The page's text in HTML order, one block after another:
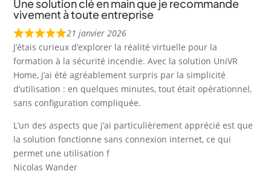
Une solution clé en main que je recommande
vivement à toute entreprise
21 janvier 2026
J’étais curieux d’explorer la réalité virtuelle pour la
formation à la sécurité incendie. Avec la solution UniVR
Home, j’ai été agréablement surpris par la simplicité
d’utilisation : en quelques minutes, tout était opérationnel,
sans configuration compliquée.
L’un des aspects que j’ai particulièrement apprécié est que
la solution fonctionne sans connexion internet, ce qui
permet une utilisation f
Nicolas Wander